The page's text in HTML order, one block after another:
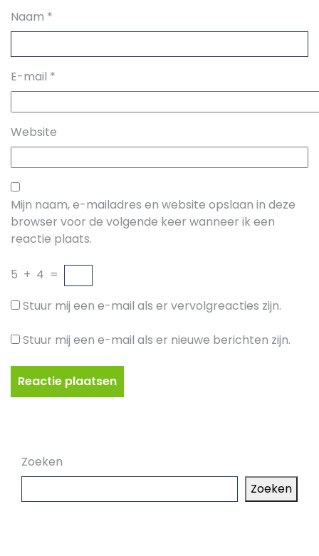
Naam *
E-mail *
Website
Mijn naam, e-mailadres en website opslaan in deze
browser voor de volgende keer wanneer ik een
reactie plaats.
5 + 4 =
Stuur mij een e-mail als er vervolgreacties zijn.
Stuur mij een e-mail als er nieuwe berichten zijn.
Zoeken
Zoeken